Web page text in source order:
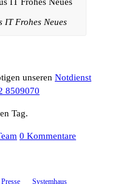
IT Frohes Neues
unseren Notdienst
8509070
Tag.
0 Kommentare
Systemhaus